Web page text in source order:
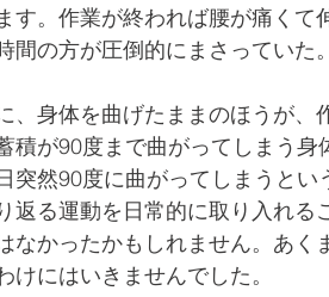
す。作業が終われば腰が痛くて
間の方が圧倒的にまさっていた。
、身体を曲げたままのほうが、
積が90度まで曲がってしまう身
突然90度に曲がってしまうとい
返る運動を日常的に取り入れる
なかったかもしれません。あく
にはいきませんでした。